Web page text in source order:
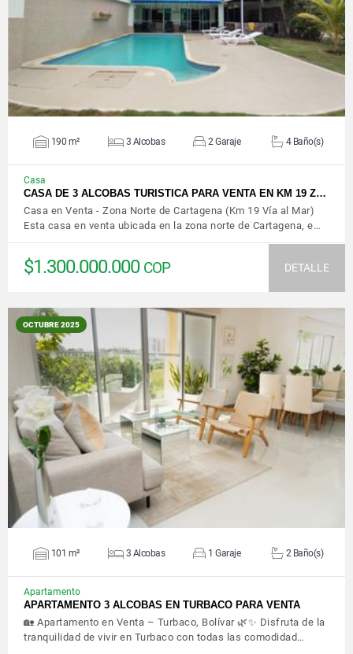
VER DETALLES
190 m² 3 Alcobas 2 Garaje 4 Baño(s)
Casa
CASA DE 3 ALCOBAS TURISTICA PARA VENTA EN KM 19 Z…
Casa en Venta - Zona Norte de Cartagena (Km 19 Vía al Mar)
Esta casa en venta ubicada en la zona norte de Cartagena, e…
$1.300.000.000 COP DETALLE
OCTUBRE 2025
VER DETALLES
101 m² 3 Alcobas 1 Garaje 2 Baño(s)
Apartamento
APARTAMENTO 3 ALCOBAS EN TURBACO PARA VENTA
🏡 Apartamento en Venta – Turbaco, Bolívar 🌿✨ Disfruta de la
tranquilidad de vivir en Turbaco con todas las comodidad…